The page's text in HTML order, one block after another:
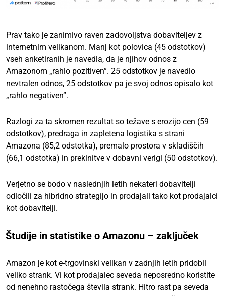
Prav tako je zanimivo raven zadovoljstva dobaviteljev z
internetnim velikanom. Manj kot polovica (45 odstotkov)
vseh anketiranih je navedla, da je njihov odnos z
Amazonom „rahlo pozitiven”. 25 odstotkov je navedlo
nevtralen odnos, 25 odstotkov pa je svoj odnos opisalo kot
„rahlo negativen”.
Razlogi za ta skromen rezultat so težave s erozijo cen (59
odstotkov), predraga in zapletena logistika s strani
Amazona (85,2 odstotka), premalo prostora v skladiščih
(66,1 odstotka) in prekinitve v dobavni verigi (50 odstotkov).
Verjetno se bodo v naslednjih letih nekateri dobavitelji
odločili za hibridno strategijo in prodajali tako kot prodajalci
kot dobavitelji.
Študije in statistike o Amazonu – zaključek
Amazon je kot e-trgovinski velikan v zadnjih letih pridobil
veliko strank. Vi kot prodajalec seveda neposredno koristite
od nenehno rastočega števila strank. Hitro rast pa seveda